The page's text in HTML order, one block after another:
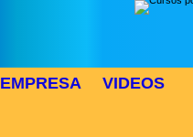
EMPRESA VIDEOS